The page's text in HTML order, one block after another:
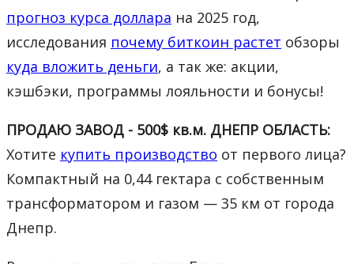
прогноз курса доллара на 2025 год,
исследования почему биткоин растет обзоры
куда вложить деньги, а так же: акции,
кэшбэки, программы лояльности и бонусы!
ПРОДАЮ ЗАВОД - 500$ кв.м. ДНЕПР ОБЛАСТЬ:
Хотите купить производство от первого лица?
Компактный на 0,44 гектара с собственным
трансформатором и газом — 35 км от города
Днепр.